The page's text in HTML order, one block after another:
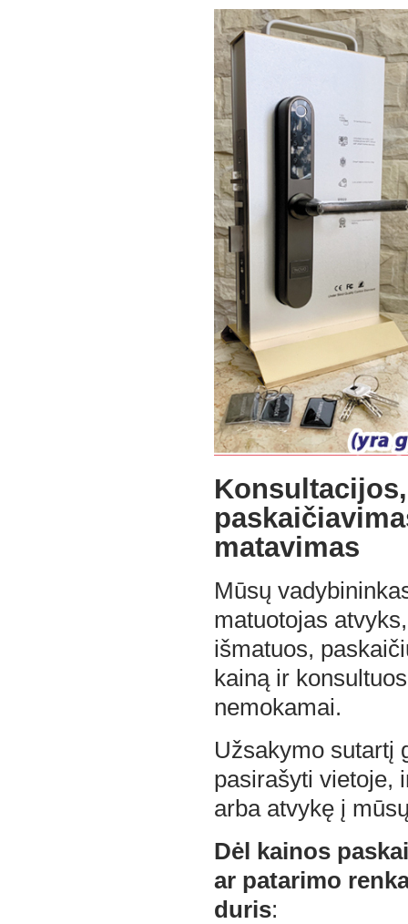
matavimas
Mūsų
matuotojas atvyks,
išmatuos,
kainą ir konsultuos
nemokamai.
Užsakymo sutartį
pasirašyti vietoje,
arba atvykę į
Dėl kainos
ar patarimo
duris: